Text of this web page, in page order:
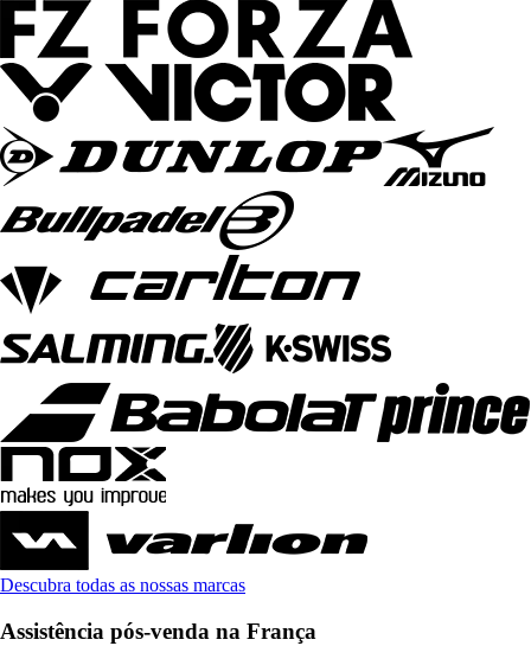
Descubra todas as nossas marcas
Assistência pós-venda na França